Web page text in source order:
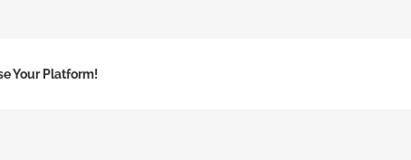
Your Platform!